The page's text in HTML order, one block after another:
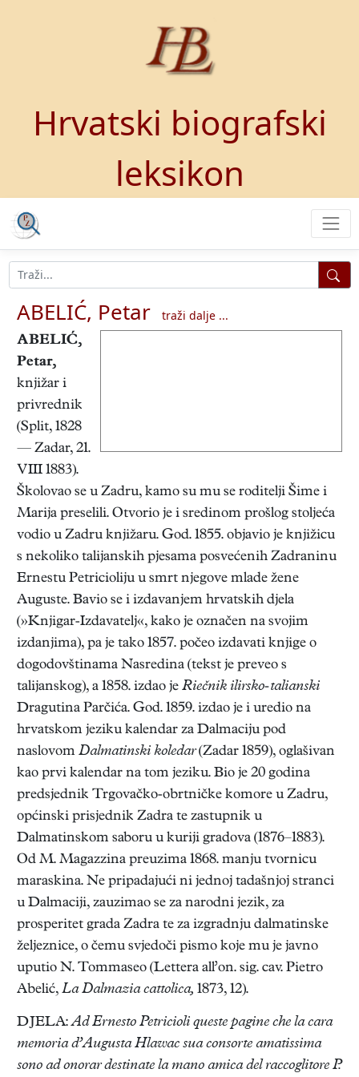
Hrvatski biografski
leksikon
ABELIĆ, Petar
traži dalje ...
ABELIĆ,
Petar,
knjižar i
privrednik
(Split, 1828
— Zadar, 21.
VIII 1883).
Školovao se u Zadru, kamo su mu se roditelji Šime i
Marija preselili. Otvorio je i sredinom prošlog stoljeća
vodio u Zadru knjižaru. God. 1855. objavio je knjižicu
s nekoliko talijanskih pjesama posvećenih Zadraninu
Ernestu Petricioliju u smrt njegove mlade žene
Auguste. Bavio se i izdavanjem hrvatskih djela
(»Knjigar-Izdavatelj«, kako je označen na svojim
izdanjima), pa je tako 1857. počeo izdavati knjige o
dogodovštinama Nasredina (tekst je preveo s
talijanskog), a 1858. izdao je Riečnik ilirsko-talianski
Dragutina Parčića. God. 1859. izdao je i uredio na
hrvatskom jeziku kalendar za Dalmaciju pod
naslovom Dalmatinski koledar(Zadar 1859), oglašivan
kao prvi kalendar na tom jeziku. Bio je 20 godina
predsjednik Trgovačko-obrtničke komore u Zadru,
općinski prisjednik Zadra te zastupnik u
Dalmatinskom saboru u kuriji gradova (1876–1883).
Od M. Magazzina preuzima 1868. manju tvornicu
maraskina. Ne pripadajući ni jednoj tadašnjoj stranci
u Dalmaciji, zauzimao se za narodni jezik, za
prosperitet grada Zadra te za izgradnju dalmatinske
željeznice, o čemu svjedoči pismo koje mu je javno
uputio N. Tommaseo (Lettera all’on. sig. cav. Pietro
Abelić, La Dalmazia cattolica, 1873, 12).
DJELA:Ad Ernesto Petricioli queste pagine che la cara
memoria d’Augusta Hlawac sua consorte amatissima
sono ad onorar destinate la mano amica del raccoglitore P.